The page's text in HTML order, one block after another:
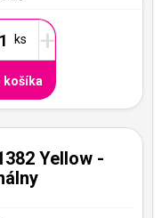
+
košíka
Yellow -